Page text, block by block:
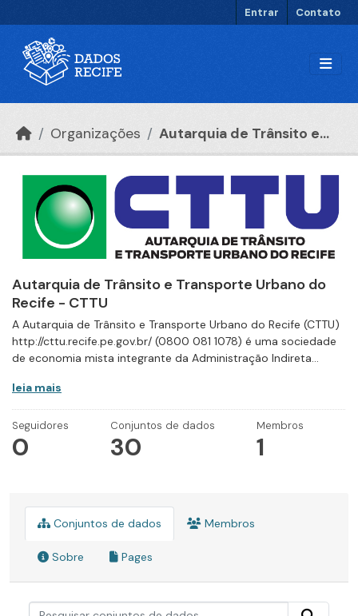
Entrar Contato
Organizações Autarquia de Trânsito e...
Autarquia de Trânsito e Transporte Urbano do
Recife - CTTU
A Autarquia de Trânsito e Transporte Urbano do Recife (CTTU)
http://cttu.recife.pe.gov.br/ (0800 081 1078) é uma sociedade
de economia mista integrante da Administração Indireta...
leia mais
Seguidores
0
Conjuntos de dados
30
Membros
1
Conjuntos de dados Membros
Sobre Pages